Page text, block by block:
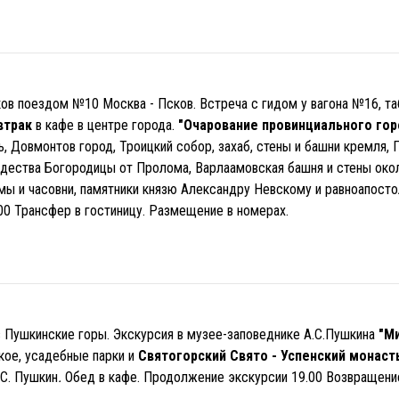
поездом №10 Москва - Псков. Встреча с гидом у вагона №16,
в кафе в центре города. "Очарование провинциального
Довмонтов город, Троицкий собор, захаб, стены и башни кремля,
Богородицы от Пролома, Варлаамовская башня и стены
и часовни, памятники князю Александру Невскому и
Трансфер в гостиницу. Размещение в номерах.
горы. Экскурсия в музее-заповеднике А.С.Пушкина
усадебные парки и Святогорский Свято - Успенский
Пушкин. Обед в кафе. Продолжение экскурсии 19.00